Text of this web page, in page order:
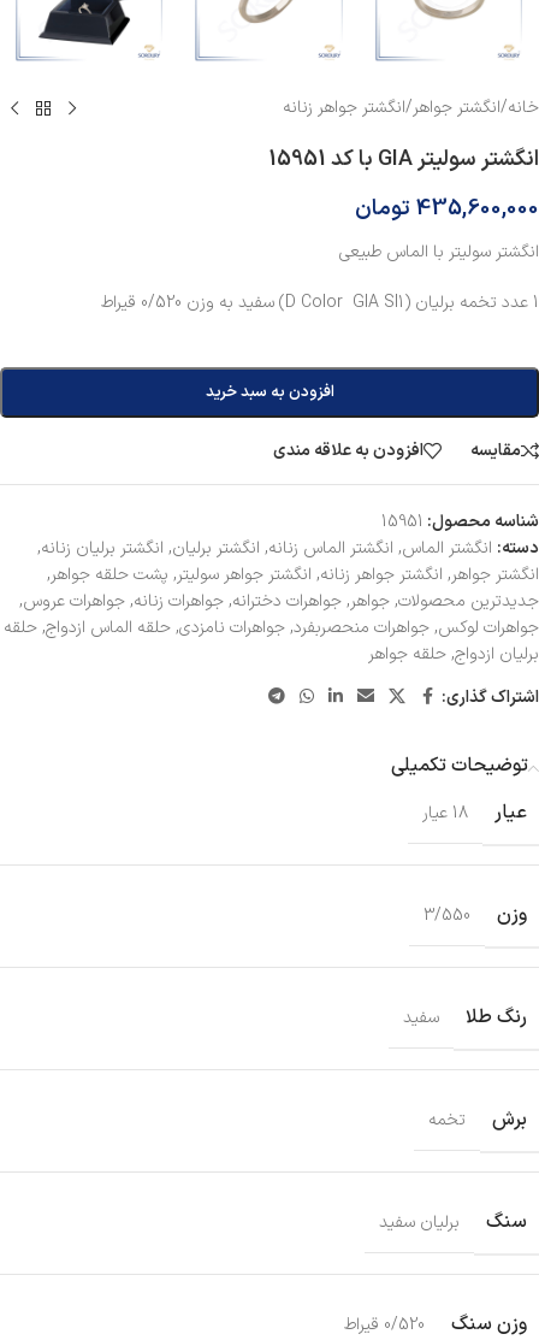
خانه/انگشتر جواهر/انگشتر جواهر زنانه
انگشتر سولیتر GIA با کد 15951
435,600,000 تومان
انگشتر سولیتر با الماس طبیعی
1 عدد تخمه برلیان (D Color GIA SI1) سفید به وزن 0/520 قیراط
افزودن به سبد خرید
مقایسه افزودن به علاقه مندی
شناسه محصول: 15951
دسته: انگشتر الماس, انگشتر الماس زنانه, انگشتر برلیان, انگشتر برلیان زنانه,
انگشتر جواهر, انگشتر جواهر زنانه, انگشتر جواهر سولیتر, پشت حلقه جواهر,
جدیدترین محصولات,جواهر,جواهرات دخترانه,جواهرات زنانه,جواهرات عروس,
جواهرات لوکس,جواهرات منحصربفرد,جواهرات نامزدی,حلقه الماس ازدواج,حلقه
برلیان ازدواج,حلقه جواهر
اشتراک گذاری:
توضیحات تکمیلی
عیار
18 عیار
وزن 3/550
رنگ طلا سفید
برش تخمه
سنگ برلیان سفید
وزن سنگ 0/520 قیراط